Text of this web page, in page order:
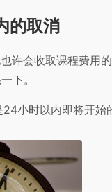
的取消
许会收取课程费用
下。
小时以内即将开始